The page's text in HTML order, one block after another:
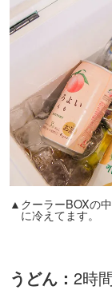
▲クーラーBOXの
に冷えてます。
うどん： 2時